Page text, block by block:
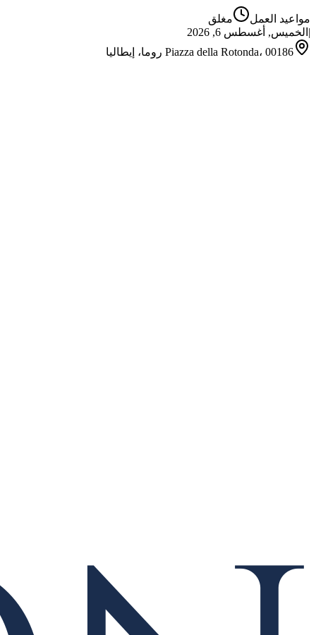
مواعيد العمل
مغلق
| الخميس, أغسطس 6, 2026
Piazza della Rotonda، 00186 روما، إيطاليا